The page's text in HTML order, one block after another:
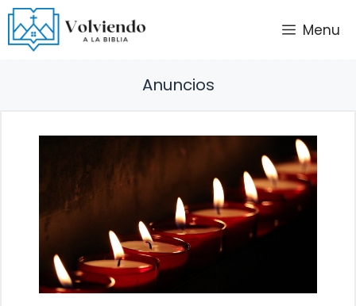
Saltar
al
contenido
Menu
Anuncios